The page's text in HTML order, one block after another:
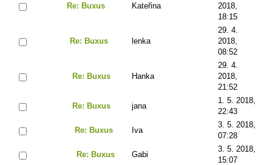
Re: Buxus Kateřina
2018,
18:15
Re: Buxus lenka
29. 4.
2018,
08:52
Re: Buxus Hanka
29. 4.
2018,
21:52
Re: Buxus jana
1. 5. 2018,
22:43
Re: Buxus Iva
3. 5. 2018,
07:28
Re: Buxus Gabi
3. 5. 2018,
15:07